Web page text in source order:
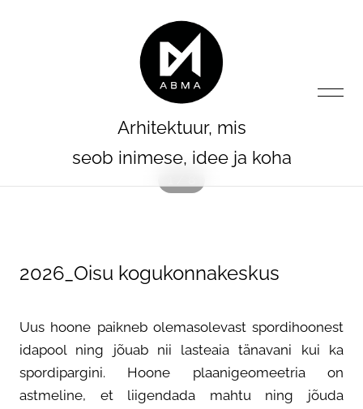
PROJEKTID
AGENDA
MEIST
Arhitektuur, mis
seob inimese, idee ja koha
2026_Oisu kogukonnakeskus
Uus hoone paikneb olemasolevast spordihoonest
idapool ning jõuab nii lasteaia tänavani kui ka
spordipargini. Hoone plaanigeomeetria on
astmeline, et liigendada mahtu ning jõuda